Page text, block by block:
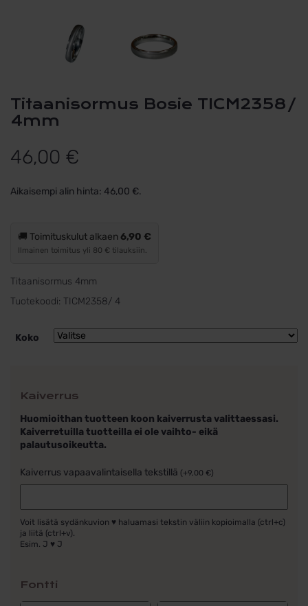
Titaanisormus Bosie TICM2358/
4mm
46,00 €
Aikaisempi alin hinta: 46,00 €.
🚚 Toimituskulut alkaen6,90 €
Ilmainen toimitus yli 80 € tilauksiin.
Titaanisormus 4mm
Tuotekoodi: TICM2358/ 4
Koko
Kaiverrus
Huomioithan tuotteen koon kaiverrusta valittaessasi.
Kaiverretuilla tuotteilla ei ole vaihto- eikä
palautusoikeutta.
Kaiverrus vapaavalintaisella tekstillä (+9,00 €)
Voit lisätä sydänkuvion ♥ haluamasi tekstin väliin kopioimalla (ctrl+c)
ja liitä (ctrl+v).
Esim. J ♥ J
Fontti